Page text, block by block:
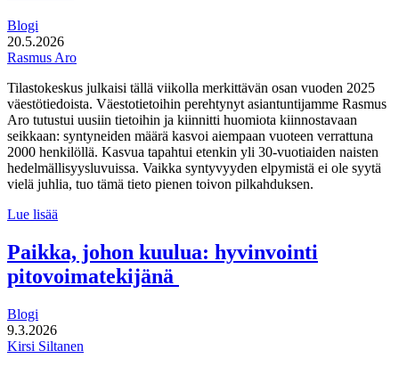
Blogi
20.5.2026
Rasmus Aro
Tilastokeskus julkaisi tällä viikolla merkittävän osan vuoden 2025
väestötiedoista. Väestotietoihin perehtynyt asiantuntijamme Rasmus
Aro tutustui uusiin tietoihin ja kiinnitti huomiota kiinnostavaan
seikkaan: syntyneiden määrä kasvoi aiempaan vuoteen verrattuna
2000 henkilöllä. Kasvua tapahtui etenkin yli 30-vuotiaiden naisten
hedelmällisyysluvuissa. Vaikka syntyvyyden elpymistä ei ole syytä
vielä juhlia, tuo tämä tieto pienen toivon pilkahduksen.
Lue lisää
hieman
viime
Paikka, johon kuulua: hyvinvointi
pitovoimatekijänä
Blogi
9.3.2026
Kirsi Siltanen